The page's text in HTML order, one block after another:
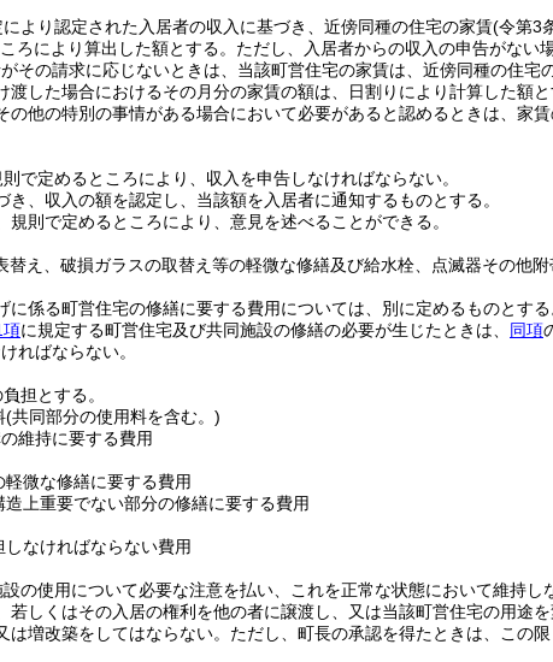
より認定された入居者の収入に基づき、近傍同種の住宅の家賃(令第3
ろにより算出した額とする。 ただし、入居者からの収入の申告がない
その請求に応じないときは、当該町営住宅の家賃は、近傍同種の住宅
した場合におけるその月分の家賃の額は、日割りにより計算した額と
他の特別の事情がある場合において必要があると認めるときは、家
で定めるところにより、収入を申告しなければならない。
、収入の額を認定し、当該額を入居者に通知するものとする。
規則で定めるところにより、意見を述べることができる。
替え、破損ガラスの取替え等の軽微な修繕及び給水栓、点滅器その他
に係る町営住宅の修繕に要する費用については、別に定めるものとする
項に規定する町営住宅及び共同施設の修繕の必要が生じたときは、 同項
ればならない。
担とする。
(共同部分の使用料を含む。)
維持に要する費用
微な修繕に要する費用
上重要でない部分の修繕に要する費用
なければならない費用
の使用について必要な注意を払い、これを正常な状態において維持し
しくはその入居の権利を他の者に譲渡し、又は当該町営住宅の用途を
増改築をしてはならない。 ただし、町長の承認を得たときは、この限